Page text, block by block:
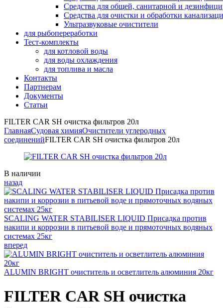
Средства для общей, санитарной и
Средства для очистки и обработки
Ультразвуковые очистители
для рыбопереработки
Тест-комплекты
для котловой воды
для воды охлаждения
для топлива и масла
Контакты
Партнерам
Документы
Статьи
FILTER CAR SH очистка фильтров 20л
ГлавнаяСудовая химияОчистители углеродных
соединенийFILTER CAR SH очистка фильтров 20л
Availability:
В наличии
назад
SCALING WATER STABILISER LIQUID Присадка против
накипи и коррозии в питьевой воде и прямоточных водяных
системах 25кг
вперед
ALUMIN BRIGHT очиститель и осветлитель алюминия 20кг
FILTER CAR SH очистка